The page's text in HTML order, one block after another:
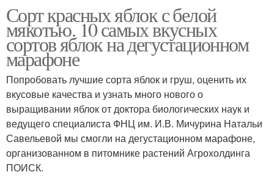
Сорт красных яблок с белой
мякотью. 10 самых вкусных
сортов яблок на дегустационном
марафоне
Попробовать лучшие сорта яблок и груш, оценить их
вкусовые качества и узнать много нового о
выращивании яблок от доктора биологических наук и
ведущего специалиста ФНЦ им. И.В. Мичурина Натальи
Савельевой мы смогли на дегустационном марафоне,
организованном в питомнике растений Агрохолдинга
ПОИСК.